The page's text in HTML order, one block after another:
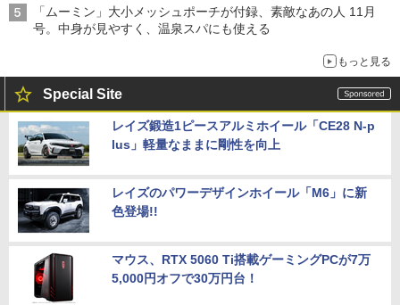
「ムーミン」大小メッシュポーチが付録、素敵なあの人 11月
号。中身が見やすく、温泉スパにも使える
もっと見る
Special Site
レイズ鍛造1ピースアルミホイール「CE28 N-p
lus」軽量なままに剛性を向上
レイズのパワーデザインホイール「M6」に新
色登場!!
マウス、RTX 5060 Ti搭載ゲーミングPCが7万
5,000円オフで30万円台！